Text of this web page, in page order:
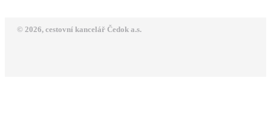
© 2026, cestovní kancelář Čedok a.s.